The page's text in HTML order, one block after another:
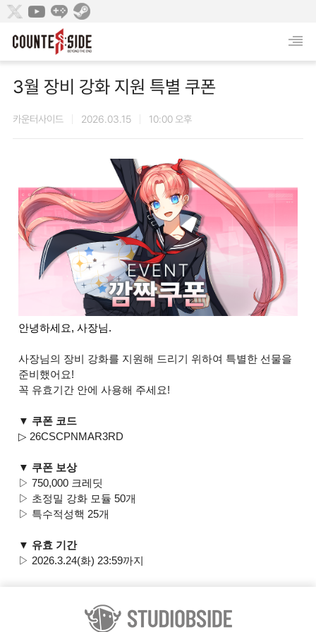
3월 장비 강화 지원 특별 쿠폰
카운터사이드 2026.03.15 10:00 오후
안녕하세요, 사장님.
사장님의 장비 강화를 지원해 드리기 위하여 특별한 선물을
준비했어요!
꼭 유효기간 안에 사용해 주세요!
▼ 쿠폰 코드
▷ 26CSCPNMAR3RD
▼ 쿠폰 보상
▷ 750,000 크레딧
▷ 초정밀 강화 모듈 50개
▷ 특수적성핵 25개
▼ 유효 기간
▷ 2026.3.24(화) 23:59까지